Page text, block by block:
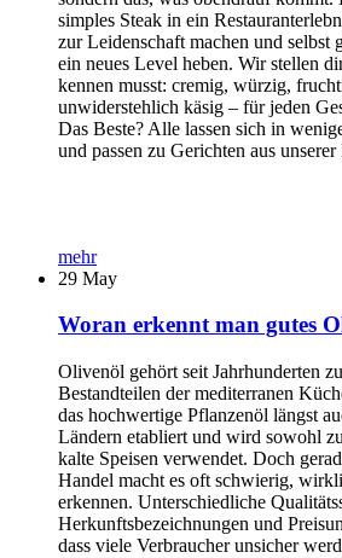
simples Steak in ein
zur Leidenschaft machen und selbst
ein neues Level heben. Wir stellen
kennen musst: cremig, würzig,
unwiderstehlich käsig – für jeden
Das Beste? Alle lassen sich in
und passen zu Gerichten aus
mehr
29 May
Woran erkennt man gutes
Olivenöl gehört seit Jahrhunderten
Bestandteilen der mediterranen
das hochwertige Pflanzenöl längst
Ländern etabliert und wird sowohl
kalte Speisen verwendet. Doch
Handel macht es oft schwierig,
erkennen. Unterschiedliche
Herkunftsbezeichnungen und
dass viele Verbraucher unsicher